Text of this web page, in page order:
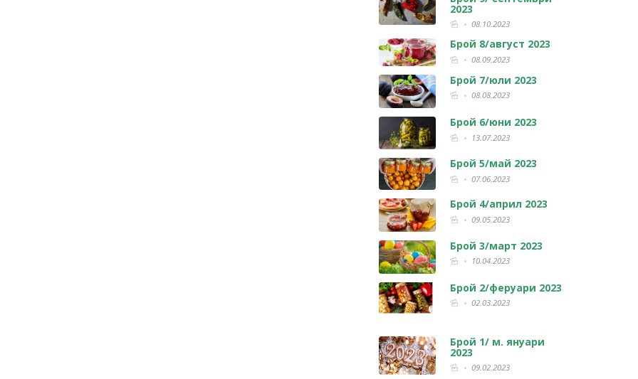
2023
08.10.2023
Брой 8/август 2023
08.09.2023
Брой 7/юли 2023
08.08.2023
Брой 6/юни 2023
13.07.2023
Брой 5/май 2023
07.06.2023
Брой 4/април 2023
09.05.2023
Брой 3/март 2023
10.04.2023
Брой 2/феруари 2023
02.03.2023
Брой 1/ м. януари
2023
09.02.2023